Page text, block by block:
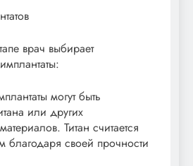
врач выбирает
могут быть
или других
Титан считается
благодаря своей прочности